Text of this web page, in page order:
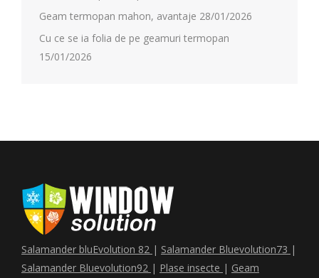
Geam termopan mahon, avantaje 28/01/2026
Cu ce se ia folia de pe geamuri termopan
15/01/2026
Salamander bluEvolution 82 | Salamander Bluevolution73 |
Salamander Bluevolution92 | Plase insecte | Geam